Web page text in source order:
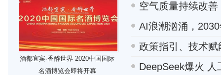
酒都宜宾·香醉世界 2020中国国际
名酒博览会即将开幕
空气质量持续改
AI浪潮汹涌，
政策指引、技术
DeepSeek爆火